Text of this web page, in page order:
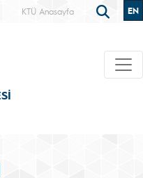
KTÜ Anasayfa EN